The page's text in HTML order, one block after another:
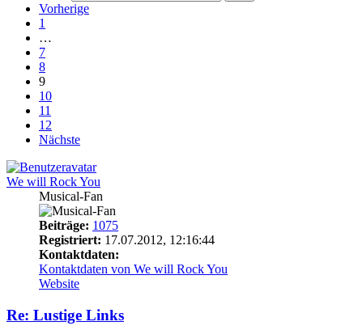
Vorherige
1
…
7
8
9
10
11
12
Nächste
We will Rock You
Musical-Fan
Beiträge: 1075
Registriert: 17.07.2012, 12:16:44
Kontaktdaten:
Kontaktdaten von We will Rock You
Website
Re: Lustige Links